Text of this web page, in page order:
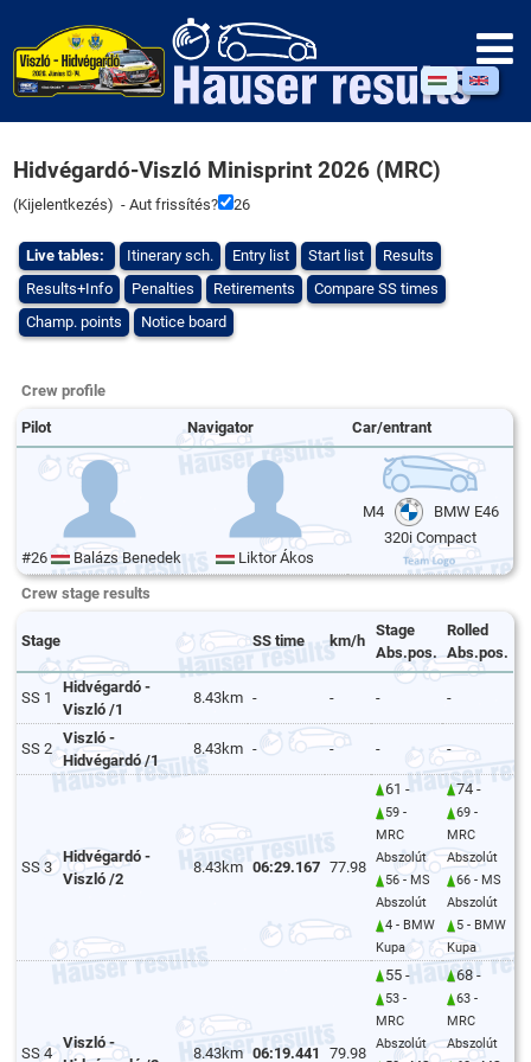
Hidvégardó-Viszló Minisprint 2026 (MRC)
(Kijelentkezés) - Aut frissítés? 26
Live tables: Itinerary sch. Entry list Start list
Results
Results+Info
Penalties Retirements
Compare SS times
Champ. points
Notice board
Crew profile
Pilot Navigator Car/entrant
#26 Balázs Benedek Liktor Ákos
M4
BMW E46
320i Compact
Crew stage results
Stage SS time km/h
Stage
Abs.pos.
Rolled
Abs.pos.
SS 1
Hidvégardó -
Viszló /1
8.43km - - - -
SS 2
Viszló -
Hidvégardó /1
8.43km - - - -
SS 3
Hidvégardó -
Viszló /2
8.43km 06:29.167 77.98
61 -
59 -
MRC
Abszolút
56 - MS
Abszolút
4 - BMW
Kupa
74 -
69 -
MRC
Abszolút
66 - MS
Abszolút
5 - BMW
Kupa
SS 4
Viszló -
8.43km 06:19.441 79.98
55 -
53 -
MRC
Abszolút
68 -
63 -
MRC
Abszolút